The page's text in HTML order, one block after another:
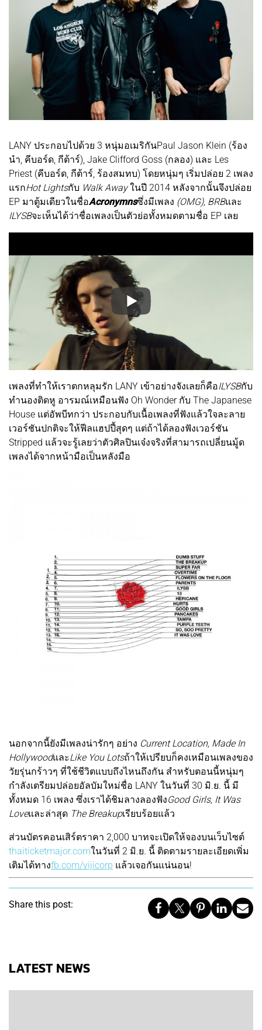
LANY ประกอบไปด้วย 3 หนุ่มอเมริกันPaul Jason Klein (ร้อง
นำ, คีบอร์ด, กีต้าร์), Jake Clifford Goss (กลอง) และ Les
Priest (คีบอร์ด, กีต้าร์, ร้องสมทบ) โดยหนุ่มๆ เริ่มปล่อย 2 เพลง
แรกHot Lightsกับ Walk Awayในปี 2014 หลังจากนั้นจึงปล่อย
EP มาตู้มเดียวในชื่อAcronymnsซึ่งมีเพลง (OMG), BRBและ
ILYSBจะเห็นได้ว่าชื่อเพลงเป็นตัวย่อทั้งหมดตามชื่อ EP เลย
เพลงที่ทำให้เราตกหลุมรัก LANY เข้าอย่างจังเลยก็คือILYSBกับ
ทำนองติดหู อารมณ์เหมือนฟัง Oh Wonder กับ The Japanese
House แต่อัพบีทกว่า ประกอบกับเนื้อเพลงที่ฟังแล้วใจละลาย
เวอร์ชันปกติจะให้ฟีลแฮปปี้สุดๆ แต่ถ้าได้ลองฟังเวอร์ชัน
Stripped แล้วจะรู้เลยว่าตัวศิลปินเจ๋งจริงที่สามารถเปลี่ยนมู้ด
เพลงได้จากหน้ามือเป็นหลังมือ
นอกจากนี้ยังมีเพลงน่ารักๆ อย่าง Current Location, Made In
HollywoodและLike You Lotsถ้าให้เปรียบก็คงเหมือนเพลงของ
วัยรุ่นกร้าวๆ ที่ใช้ชีวิตแบบถึงไหนถึงกัน สำหรับตอนนี้หนุ่มๆ
กำลังเตรียมปล่อยอัลบัมใหม่ชื่อ LANY ในวันที่ 30 มิ.ย. นี้ มี
ทั้งหมด 16 เพลง ซึ่งเราได้ชิมลางลองฟังGood Girls, It Was
Loveและล่าสุด The Breakupเรียบร้อยแล้ว
ส่วนบัตรคอนเสิร์ตราคา 2,000 บาทจะเปิดให้จองบนเว็บไซต์
thaiticketmajor.comในวันที่ 2 มิ.ย. นี้ ติดตามรายละเอียดเพิ่ม
เติมได้ทางfb.com/vijicorp แล้วเจอกันแน่นอน!
Share this post:
LATEST NEWS